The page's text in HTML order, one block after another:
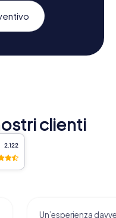
clienti
2.122
Un’esperienza